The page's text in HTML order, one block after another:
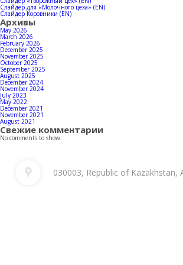
Слайдер для «Молочного цеха» (EN)
Слайдер Коровники (EN)
Архивы
May 2026
March 2026
February 2026
December 2025
November 2025
October 2025
September 2025
August 2025
December 2024
November 2024
July 2023
May 2022
December 2021
November 2021
August 2021
Свежие комментарии
No comments to show.
030003, Republic of Kazakhstan,